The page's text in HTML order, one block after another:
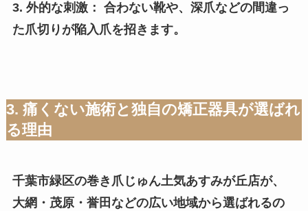
3. 外的な刺激： 合わない靴や、深爪などの間違っ
た爪切りが陥入爪を招きます。
3. 痛くない施術と独自の矯正器具が選ばれ
る理由
千葉市緑区の巻き爪じゅん土気あすみが丘店が、
大網・茂原・誉田などの広い地域から選ばれるの